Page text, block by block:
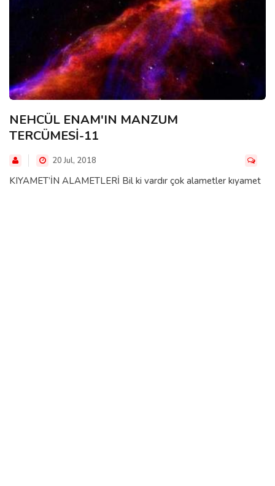
NEHCÜL ENAM'IN MANZUM
TERCÜMESİ-11
20 Jul, 2018
KIYAMET’İN ALAMETLERİ Bil ki vardır çok alametler kıyamet